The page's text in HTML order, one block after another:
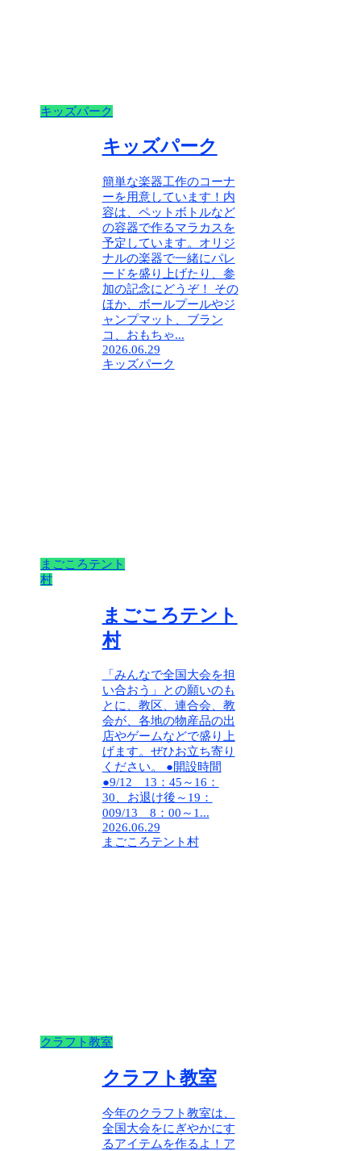
キッズパーク
キッズパーク
簡単な楽器工作のコーナ
ーを用意しています！内
容は、ペットボトルなど
の容器で作るマラカスを
予定しています。オリジ
ナルの楽器で一緒にパレ
ードを盛り上げたり、参
加の記念にどうぞ！ その
ほか、ボールプールやジ
ャンプマット、ブラン
コ、おもちゃ...
2026.06.29
キッズパーク
まごころテント
村
まごころテント
村
「みんなで全国大会を担
い合おう」との願いのも
とに、教区、連合会、教
会が、各地の物産品の出
店やゲームなどで盛り上
げます。ぜひお立ち寄り
ください。 ●開設時間
●9/12 13：45～16：
30、お退け後～19：
009/13 8：00～1...
2026.06.29
まごころテント村
クラフト教室
クラフト教室
今年のクラフト教室は、
全国大会をにぎやかにす
るアイテムを作るよ！ア